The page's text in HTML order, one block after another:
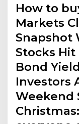
How to
Markets
Snapshot
Stocks Hit
Bond
Investors
Weekend